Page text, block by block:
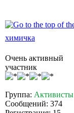
химичка
Очень активный
участник
Группа: Активисты
Сообщений: 374